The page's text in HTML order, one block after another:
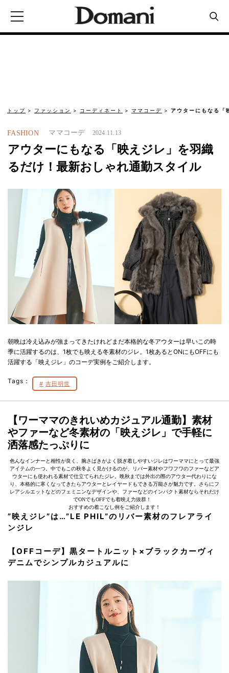
トップ ファッション コーディネート ママコーデ アウターにもなる「
FASHION ママコーデ 2024.11.13
アウターにもなる「映えジレ」を羽織
るだけ！最新おしゃれ通勤スタイル
朝晩は冷え込みが強まってきたけれどまだ本格的な冬アウターは早いこの時
季に活躍するのは、1枚でも映える冬素材のジレ。1枚あるとONにもOFFにも
活躍する「映えジレ」のコーデ実例をご紹介します。
Tags： 吉田明世
【ワーママのきれいめカジュアル通勤】素材
やファーなど冬素材の「映えジレ」で手軽に
洒落感たっぷりに
色んなインナーと相性が良く、腕さばきがよく脱ぎ着しやすいジレはワーママにとって最強
アイテムの一つ。中でもこの秋冬よく見かけるのが、リバー素材やフワフワのファーなどア
ウターにも使われる素材で仕立てられたジレ。晩秋までは外出の際のアウター代わりにな
り、本格的に寒くなってきたらアウターとレイヤードもできる万能さが魅力です。さらにフ
レアシルエットなどのフェミニンなデザインや、ファーなどのインパクト素材ならそれだけ
でONでもOFFでも着映え力抜群！
おすすめの着こなし例をご紹介します！
”映えジレ”は…”LE PHIL”のリバー素材のフレアライ
ンジレ
【OFFコーデ】黒タートルニット×ブラックカーヴィ
デニムでシンプルカジュアルに